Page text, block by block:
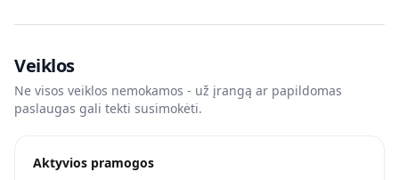
Veiklos
Ne visos veiklos nemokamos - už įrangą ar papildomas
paslaugas gali tekti susimokėti.
Aktyvios pramogos